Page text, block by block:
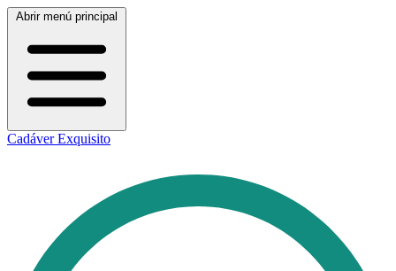
Abrir menú principal
Cadáver Exquisito